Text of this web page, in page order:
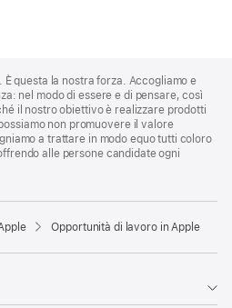
È questa la nostra forza. Accogliamo e
nel modo di essere e di pensare, così
il nostro obiettivo è realizzare prodotti
non promuovere il valore
a trattare in modo equo tutti coloro
alle persone candidate ogni
Opportunità di lavoro in Apple